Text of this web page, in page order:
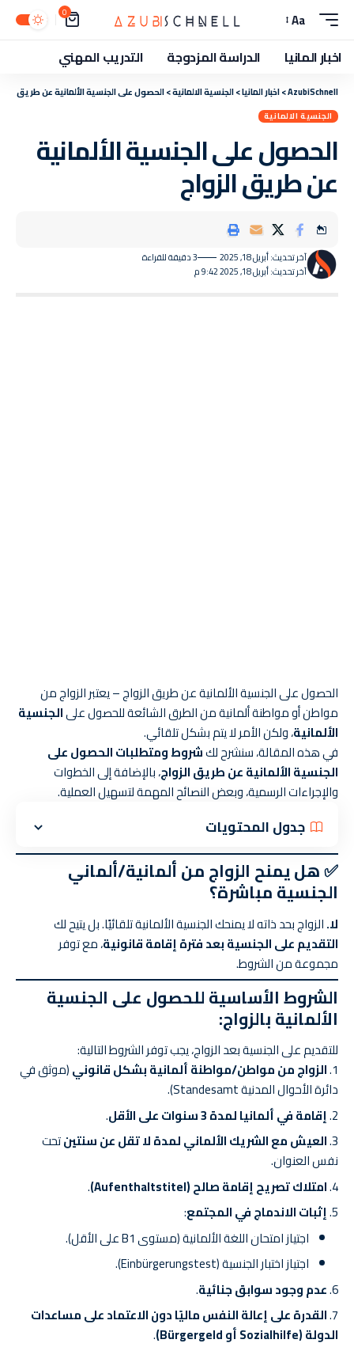
Aa
0
اخبار المانيا الدراسة المزدوجة التدريب المهني
AzubiSchnell
>اخبار المانيا>الجنسية الالمانية>الحصول على الجنسية الألمانية عن طريق
الجنسية الالمانية
الحصول على الجنسية الألمانية
عن طريق الزواج
آخر تحديث: أبريل 18, 2025 9:42 م
آخر تحديث: أبريل 18, 2025 3 دقيقة للقراءة
الحصول على الجنسية الألمانية عن طريق الزواج – يعتبر الزواج من
مواطن أو مواطنة ألمانية من الطرق الشائعة للحصول علىالجنسية
الألمانية، ولكن الأمر لا يتم بشكل تلقائي.
في هذه المقالة، سنشرح لكشروط ومتطلبات الحصول على
الجنسية الألمانية عن طريق الزواج، بالإضافة إلى الخطوات
والإجراءات الرسمية، وبعض النصائح المهمة لتسهيل العملية.
جدول المحتويات
✅ هل يمنح الزواج من ألمانية/ألماني
الجنسية مباشرة؟
لا.الزواج بحد ذاته لا يمنحك الجنسية الألمانية تلقائيًا. بل يتيح لك
التقديم على الجنسية بعد فترة إقامة قانونية، مع توفر
مجموعة من الشروط.
الشروط الأساسية للحصول على الجنسية
الألمانية بالزواج:
للتقديم على الجنسية بعد الزواج، يجب توفر الشروط التالية:
الزواج من مواطن/مواطنة ألمانية بشكل قانوني(موثق في
دائرة الأحوال المدنية Standesamt).
إقامة في ألمانيا لمدة 3 سنوات على الأقل
.
العيش مع الشريك الألماني لمدة لا تقل عن سنتينتحت
نفس العنوان.
امتلاك تصريح إقامة صالح (Aufenthaltstitel)
.
إثبات الاندماج في المجتمع:
اجتياز امتحان اللغة الألمانية (مستوى B1 على الأقل).
اجتياز اختبار الجنسية (Einbürgerungstest).
عدم وجود سوابق جنائية.
القدرة على إعالة النفس ماليًا دون الاعتماد على مساعدات
الدولة (Sozialhilfe أو Bürgergeld)
.